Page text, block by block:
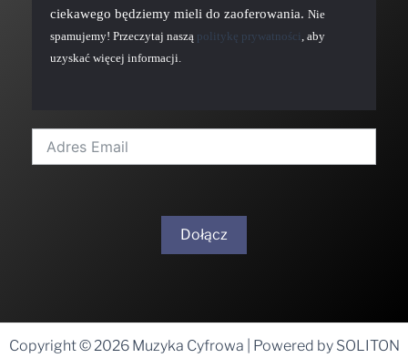
ciekawego będziemy mieli do zaoferowania. Nie
spamujemy! Przeczytaj naszą politykę prywatności , aby
uzyskać więcej informacji.
Dołącz
Copyright © 2026 Muzyka Cyfrowa | Powered by SOLITON